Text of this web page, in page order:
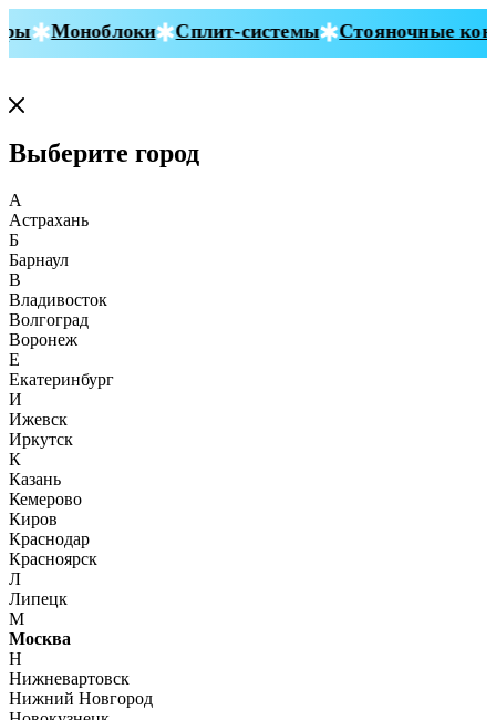
Моноблоки Сплит-системы Стояночные
Выберите город
А
Астрахань
Б
Барнаул
В
Владивосток
Волгоград
Воронеж
Е
Екатеринбург
И
Ижевск
Иркутск
К
Казань
Кемерово
Киров
Краснодар
Красноярск
Л
Липецк
М
Москва
Н
Нижневартовск
Нижний Новгород